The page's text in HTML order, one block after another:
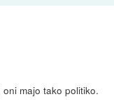
majo tako politiko.